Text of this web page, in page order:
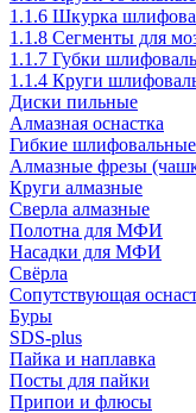
1.1.6 Шкурка
1.1.8 Сегменты для
1.1.7 Губки
1.1.4 Круги
Диски пильные
Алмазная оснастка
Гибкие
Алмазные фрезы
Круги алмазные
Сверла алмазные
Полотна для МФИ
Насадки для МФИ
Свёрла
Сопутствующая
Буры
SDS-plus
Пайка и наплавка
Посты для пайки
Припои и флюсы